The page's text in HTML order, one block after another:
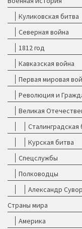
Куликовская битва
Северная война
1812 год
Кавказская война
Первая мировая
Революция и
Великая
Сталинградская
Курская битва
Спецслужбы
Полководцы
Александр
Страны мира
Америка